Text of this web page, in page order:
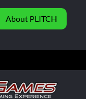
About PLITCH